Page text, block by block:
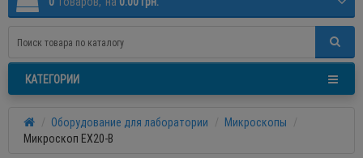
КАТЕГОРИИ
Оборудование для лаборатории
Микроскопы
Микроскоп EX20-B